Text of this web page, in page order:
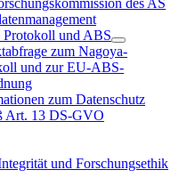
Protokoll und ABS
zum Nagoya-
und zur EU-ABS-
zum Datenschutz
Art. 13 DS-GVO
und Forschungsethik